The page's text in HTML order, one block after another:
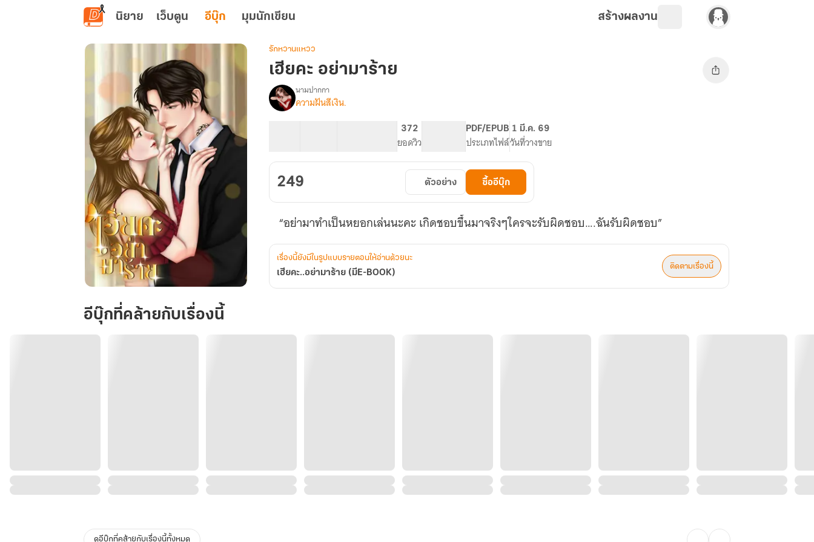
ข้ามไปยังเนื้อหาหลัก
นิยาย เว็บตูน อีบุ๊ก มุมนักเขียน สร้างผลงาน
คะ
อย่า
มา
รักหวานแหวว
เฮียคะ อย่ามาร้าย
เรื่อง
เฮีย
(มีE-
BOOK)
นามปากกา
ความฝันสีเงิน.
372
ยอดวิว
PDF/EPUB
ประเภทไฟล์
1 มี.ค. 69
วันที่วางขาย
249 ตัวอย่าง ซื้ออีบุ๊ก
“อย่ามาทำเป็นหยอกเล่นนะคะ เกิดชอบขึ้นมาจริงๆใครจะรับผิดชอบ….ฉันรับผิดชอบ”
เรื่องนี้ยังมีในรูปแบบรายตอนให้อ่านด้วยนะ
เฮียคะ..อย่ามาร้าย (มีE-BOOK)
ติดตามเรื่องนี้
อีบุ๊กที่คล้ายกับเรื่องนี้
ดูอีบุ๊กที่คล้ายกับเรื่องนี้ทั้งหมด